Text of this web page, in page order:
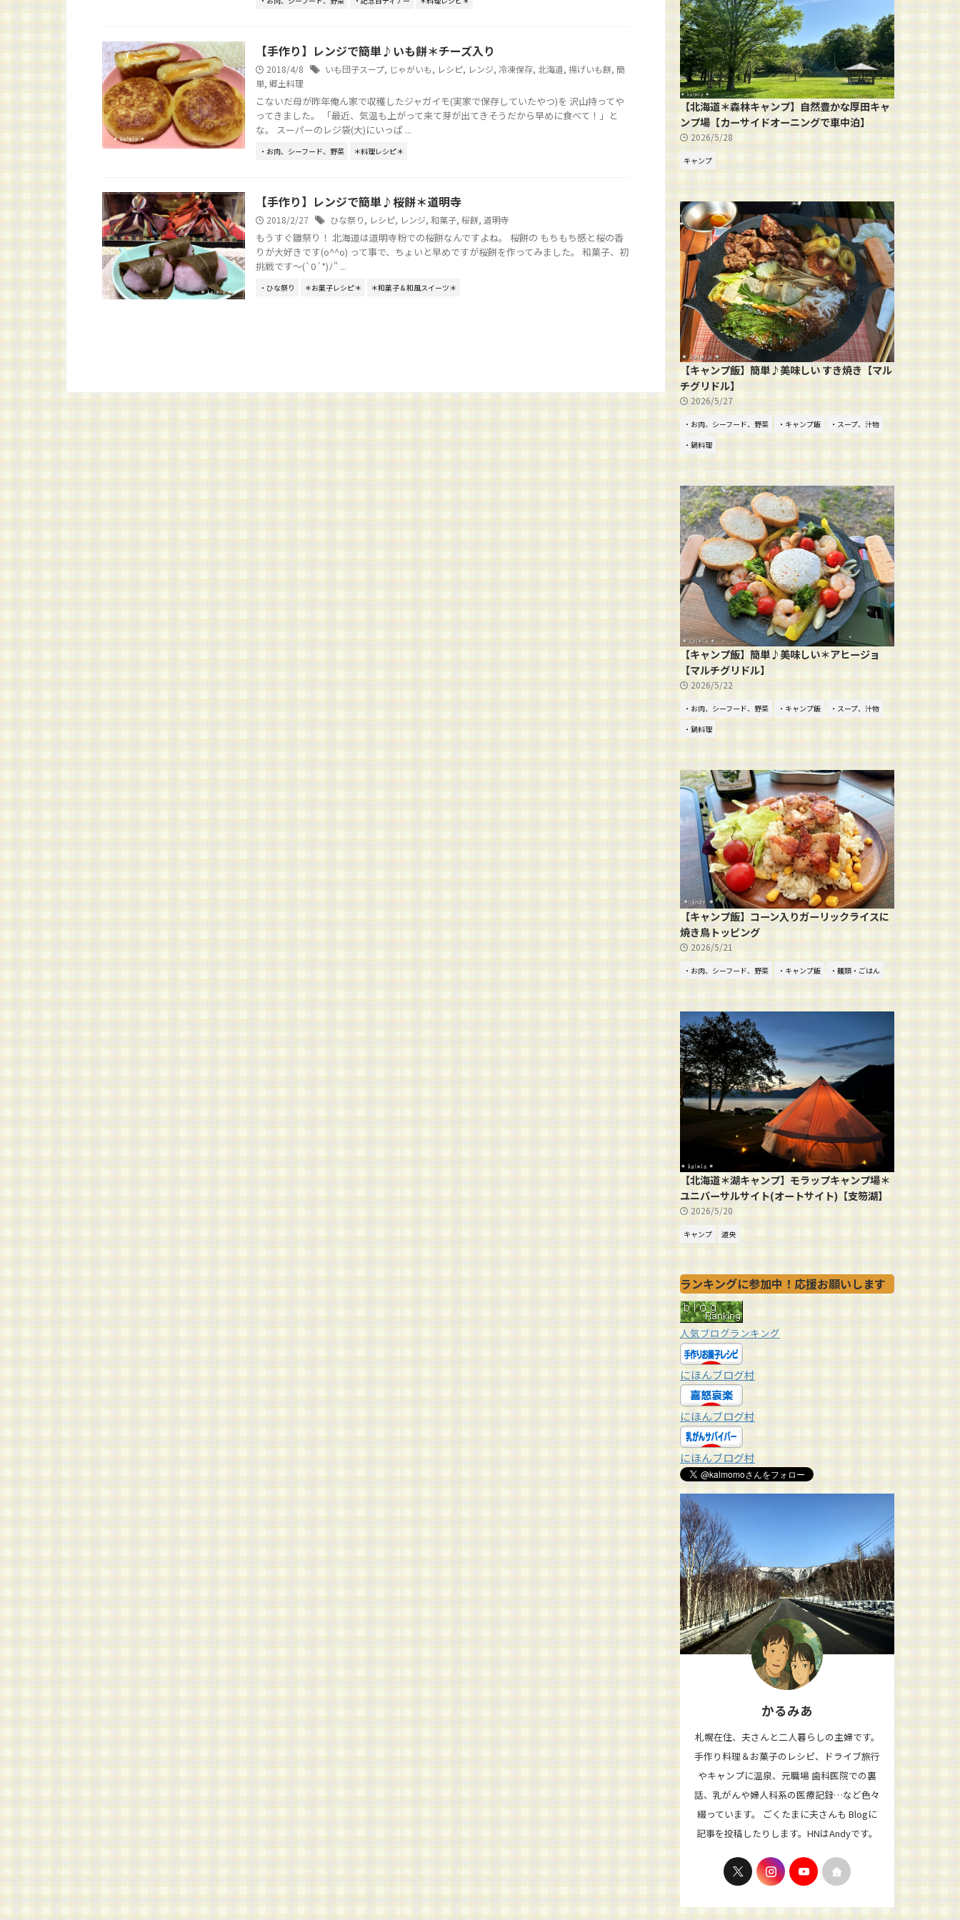
【手作り】レンジで簡単♪いも餅＊チーズ入り
2018/4/8 いも団子スープ, じゃがいも, レシピ, レンジ, 冷凍保存, 北海道, 揚げいも餅, 簡
単, 郷土料理
こないだ母が昨年俺ん家で収穫したジャガイモ(実家で保存していたやつ)を 沢山持ってや
ってきました。 「最近、気温も上がって来て芽が出てきそうだから早めに食べて！」と
な。 スーパーのレジ袋(大)にいっぱ ...
・お肉、シーフード、野菜 ＊料理レシピ＊
【手作り】レンジで簡単♪桜餅＊道明寺
2018/2/27 ひな祭り, レシピ, レンジ, 和菓子, 桜餅, 道明寺
もうすぐ雛祭り！ 北海道は道明寺粉での桜餅なんですよね。 桜餅の もちもち感と桜の香
りが大好きです(o^^o) って事で、ちょいと早めですが桜餅を作ってみました。 和菓子、初
挑戦です～(`0´*)ﾉ" ...
・ひな祭り ＊お菓子レシピ＊ ＊和菓子＆和風スイーツ＊
【北海道＊森林キャンプ】自然豊かな厚田キャ
ンプ場【カーサイドオーニングで車中泊】
2026/5/28
キャンプ
【キャンプ飯】簡単♪美味しい すき焼き【マル
チグリドル】
2026/5/27
・お肉、シーフード、野菜 ・キャンプ飯
・スープ、汁物
・鍋料理
【キャンプ飯】簡単♪美味しい＊アヒージョ
【マルチグリドル】
2026/5/22
・お肉、シーフード、野菜 ・キャンプ飯
・スープ、汁物
・鍋料理
【キャンプ飯】コーン入りガーリックライスに
焼き鳥トッピング
2026/5/21
・お肉、シーフード、野菜 ・キャンプ飯 ・麺類・ごはん
【北海道＊湖キャンプ】モラップキャンプ場＊
ユニバーサルサイト(オートサイト)【支笏湖】
2026/5/20
キャンプ 道央
ランキングに参加中！応援お願いします
人気ブログランキング
にほんブログ村
にほんブログ村
にほんブログ村
かるみあ
札幌在住、夫さんと二人暮らしの主婦です。
手作り料理＆お菓子のレシピ、ドライブ旅行
やキャンプに温泉、元職場 歯科医院での裏
話、乳がんや婦人科系の医療記録…など色々
綴っています。 ごくたまに夫さんも Blogに
記事を投稿したりします。HNはAndyです。